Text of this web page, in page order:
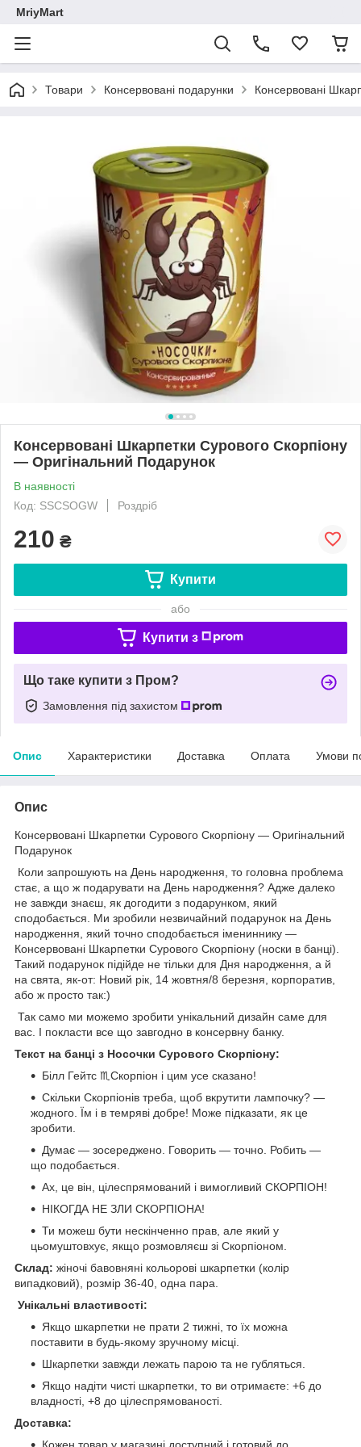
MriyMart
Товари Консервовані подарунки Консервовані
Консервовані Шкарпетки Сурового Скорпіону
— Оригінальний Подарунок
В наявності
Код: SSCSOGW
Роздріб
210 ₴
Купити
або
Купити з
Що таке купити з Пром?
Замовлення під захистом
Опис Характеристики Доставка Оплата Умови
Опис
Консервовані Шкарпетки Сурового Скорпіону — Оригінальний
Подарунок
Коли запрошують на День народження, то головна проблема
стає, а що ж подарувати на День народження? Адже далеко
не завжди знаєш, як догодити з подарунком, який
сподобається. Ми зробили незвичайний подарунок на День
народження, який точно сподобається імениннику —
Консервовані Шкарпетки Сурового Скорпіону (носки в банці).
Такий подарунок підійде не тільки для Дня народження, а й
на свята, як-от: Новий рік, 14 жовтня/8 березня, корпоратив,
або ж просто так:)
Так само ми можемо зробити унікальний дизайн саме для
вас. І покласти все що завгодно в консервну банку.
Текст на банці з Носочки Сурового Скорпіону:
Білл Гейтс ♏Скорпіон і цим усе сказано!
Скільки Скорпіонів треба, щоб вкрутити лампочку? —
жодного. Їм і в темряві добре! Може підказати, як це
зробити.
Думає — зосереджено. Говорить — точно. Робить —
що подобається.
Ах, це він, цілеспрямований і вимогливий СКОРПІОН!
НІКОГДА НЕ ЗЛИ СКОРПІОНА!
Ти можеш бути нескінченно прав, але який у
цьомуштовхує, якщо розмовляєш зі Скорпіоном.
Склад: жіночі бавовняні кольорові шкарпетки (колір
випадковий), розмір 36-40, одна пара.
Унікальні властивості:
Якщо шкарпетки не прати 2 тижні, то їх можна
поставити в будь-якому зручному місці.
Шкарпетки завжди лежать парою та не губляться.
Якщо надіти чисті шкарпетки, то ви отримаєте: +6 до
владності, +8 до цілеспрямованості.
Доставка:
Кожен товар у магазині доступний і готовий до